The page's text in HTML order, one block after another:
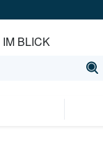
IM BLICK